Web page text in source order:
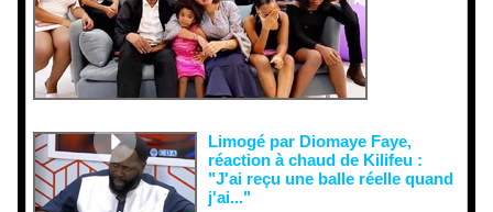
Limogé par Diomaye Faye,
réaction à chaud de Kilifeu :
"J'ai reçu une balle réelle quand
j'ai..."